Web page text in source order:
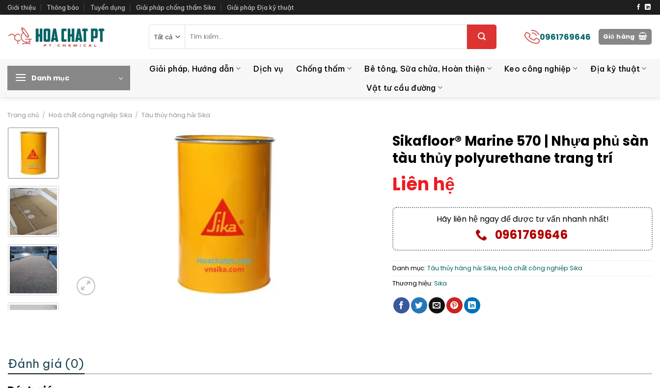
Bỏ
qua
dung
Giới thiệu Thông báo Tuyển dụng Giải pháp chống thấm Sika Giải pháp Địa kỹ thuật
kiếm:
0961769646 Giỏ hàng
Danh mục
Giải pháp, Hướng dẫn Dịch vụ Chống thấm Bê tông, Sữa chửa, Hoàn thiện Keo công nghiệp
Địa kỹ thuật
Vật tư cầu đường
Trang chủ / Hoá chất công nghiệp Sika / Tàu thủy hàng hải Sika
Sikafloor® Marine 570 | Nhựa phủ sàn
tàu thủy polyurethane trang trí
Liên hệ
Hãy liên hệ ngay để được tư vấn nhanh nhất!
0961769646
Danh mục: Tàu thủy hàng hải Sika, Hoá chất công nghiệp Sika
Thương hiệu: Sika
Đánh giá (0)